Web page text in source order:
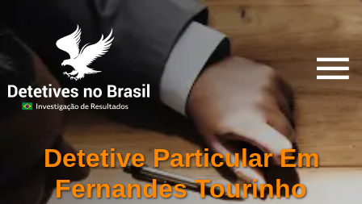
Detetive Particular Em
Fernandes Tourinho